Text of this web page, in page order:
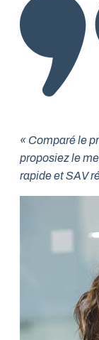
« Comparé le
proposiez le
rapide et SAV